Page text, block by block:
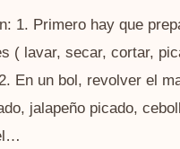
1. Primero hay que
( lavar, secar, cortar,
En un bol, revolver el
jalapeño picado,